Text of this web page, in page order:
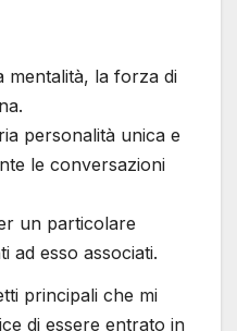
mentalità, la forza di
personalità unica e
le conversazioni
un particolare
ad esso associati.
principali che mi
di essere entrato in